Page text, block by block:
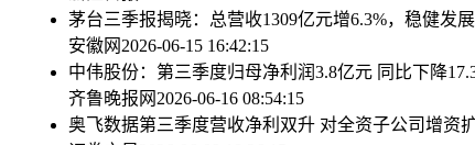
茅台三季报揭晓：总营收1309亿元增6.3%，稳健发
安徽网 2026-06-15 16:42:15
中伟股份：第三季度归母净利润3.8亿元 同比下降
齐鲁晚报网 2026-06-16 08:54:15
奥飞数据第三季度营收净利双升 对全资子公司增资